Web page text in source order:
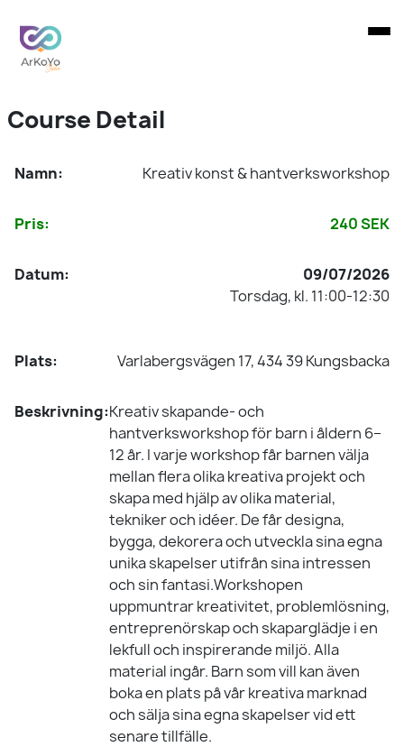
Course Detail
Namn: Kreativ konst & hantverksworkshop
Pris: 240 SEK
Datum:
09/07/2026
Torsdag, kl. 11:00-12:30
Plats: Varlabergsvägen 17, 434 39 Kungsbacka
Beskrivning:Kreativ skapande- och
hantverksworkshop för barn i åldern 6–
12 år. I varje workshop får barnen välja
mellan flera olika kreativa projekt och
skapa med hjälp av olika material,
tekniker och idéer. De får designa,
bygga, dekorera och utveckla sina egna
unika skapelser utifrån sina intressen
och sin fantasi.Workshopen
uppmuntrar kreativitet, problemlösning,
entreprenörskap och skaparglädje i en
lekfull och inspirerande miljö. Alla
material ingår. Barn som vill kan även
boka en plats på vår kreativa marknad
och sälja sina egna skapelser vid ett
senare tillfälle.